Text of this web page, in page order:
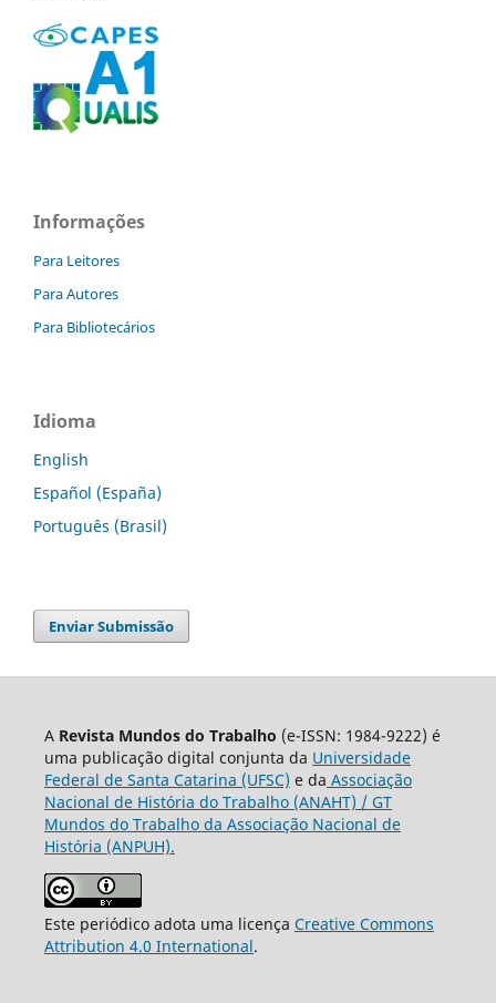
Informações
Para Leitores
Para Autores
Para Bibliotecários
Idioma
English
Español (España)
Português (Brasil)
Enviar Submissão
A Revista Mundos do Trabalho (e-ISSN: 1984-9222) é
uma publicação digital conjunta da Universidade
Federal de Santa Catarina (UFSC) e da Associação
Nacional de História do Trabalho (ANAHT) / GT
Mundos do Trabalho da Associação Nacional de
História (ANPUH).
Este periódico adota uma licença Creative Commons
Attribution 4.0 International.